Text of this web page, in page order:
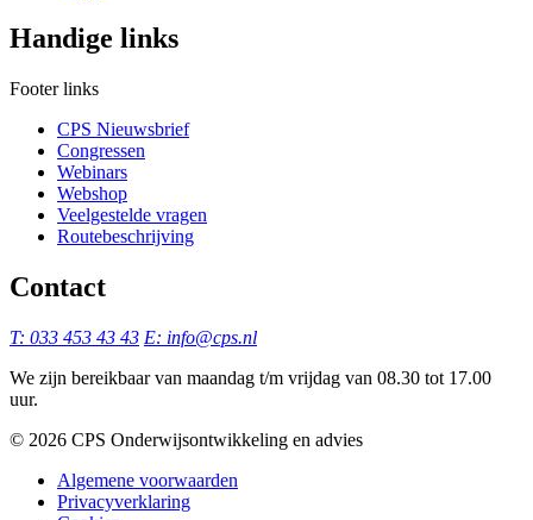
Handige links
Footer links
CPS Nieuwsbrief
Congressen
Webinars
Webshop
Veelgestelde vragen
Routebeschrijving
Contact
T: 033 453 43 43 E: info@cps.nl
We zijn bereikbaar van maandag t/m vrijdag van 08.30 tot 17.00
uur.
©️ 2026 CPS Onderwijsontwikkeling en advies
Algemene voorwaarden
Privacyverklaring